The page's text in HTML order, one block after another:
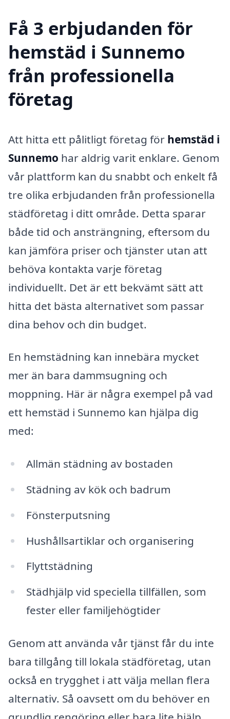
Få 3 erbjudanden för
hemstäd i Sunnemo
från professionella
företag
Att hitta ett pålitligt företag för hemstäd i
Sunnemo har aldrig varit enklare. Genom
vår plattform kan du snabbt och enkelt få
tre olika erbjudanden från professionella
städföretag i ditt område. Detta sparar
både tid och ansträngning, eftersom du
kan jämföra priser och tjänster utan att
behöva kontakta varje företag
individuellt. Det är ett bekvämt sätt att
hitta det bästa alternativet som passar
dina behov och din budget.
En hemstädning kan innebära mycket
mer än bara dammsugning och
moppning. Här är några exempel på vad
ett hemstäd i Sunnemo kan hjälpa dig
med:
Allmän städning av bostaden
Städning av kök och badrum
Fönsterputsning
Hushållsartiklar och organisering
Flyttstädning
Städhjälp vid speciella tillfällen, som
fester eller familjehögtider
Genom att använda vår tjänst får du inte
bara tillgång till lokala städföretag, utan
också en trygghet i att välja mellan flera
alternativ. Så oavsett om du behöver en